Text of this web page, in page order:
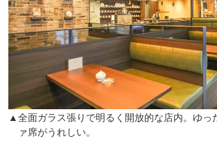
▲全面ガラス張りで明るく開放的な店内。ゆっ
ァ席がうれしい。